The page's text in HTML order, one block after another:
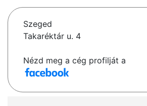
Szeged
Takaréktár u. 4
Nézd meg a cég profilját a